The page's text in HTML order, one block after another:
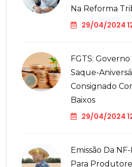
Na Reforma
29/04/2024
FGTS:
Saque-
Consignado
Baixos
29/04/2024
Emissão Da
Para